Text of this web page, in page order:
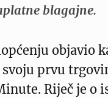
blagajne.
objavio
svoju prvu
Riječ je o